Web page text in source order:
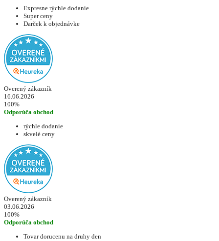
Expresne rýchle dodanie
Super ceny
Darček k objednávke
Overený zákazník
16.06.2026
100%
Odporúča obchod
rýchle dodanie
skvelé ceny
Overený zákazník
03.06.2026
100%
Odporúča obchod
Tovar dorucenu na druhy den